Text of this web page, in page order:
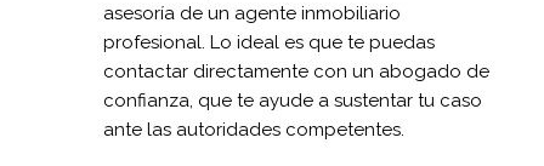
asesoría de un agente inmobiliario
profesional. Lo ideal es que te puedas
contactar directamente con un abogado de
confianza, que te ayude a sustentar tu caso
ante las autoridades competentes.